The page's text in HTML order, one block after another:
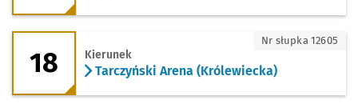
18 - kierunek Tarczyński Arena
18 Kierunek
Tarczyński Arena (Królewiecka)
Nr słupka 12605